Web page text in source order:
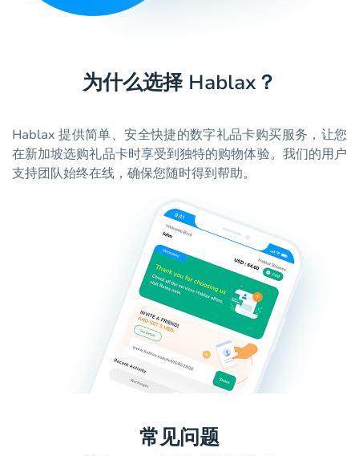
为什么选择 Hablax？
Hablax 提供简单、安全快捷的数字礼品卡购买服务，让您
在新加坡选购礼品卡时享受到独特的购物体验。我们的用户
支持团队始终在线，确保您随时得到帮助。
常见问题